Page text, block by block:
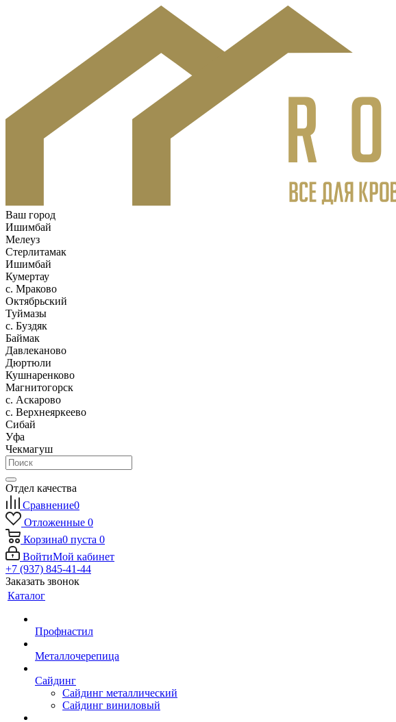
Ваш город
Ишимбай
Мелеуз
Стерлитамак
Ишимбай
Кумертау
c. Мраково
Октябрьский
Туймазы
c. Буздяк
Баймак
Давлеканово
Дюртюли
Кушнаренково
Магнитогорск
с. Аскарово
с. Верхнеяркеево
Сибай
Уфа
Чекмагуш
Отдел качества
Сравнение0
Отложенные 0
Корзина0 пуста 0
ВойтиМой кабинет
+7 (937) 845-41-44
Заказать звонок
Каталог
Профнастил
Металлочерепица
Сайдинг
Сайдинг металлический
Сайдинг виниловый